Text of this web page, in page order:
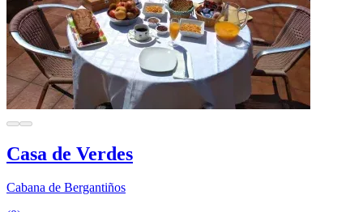
Casa de Verdes
Cabana de Bergantiños